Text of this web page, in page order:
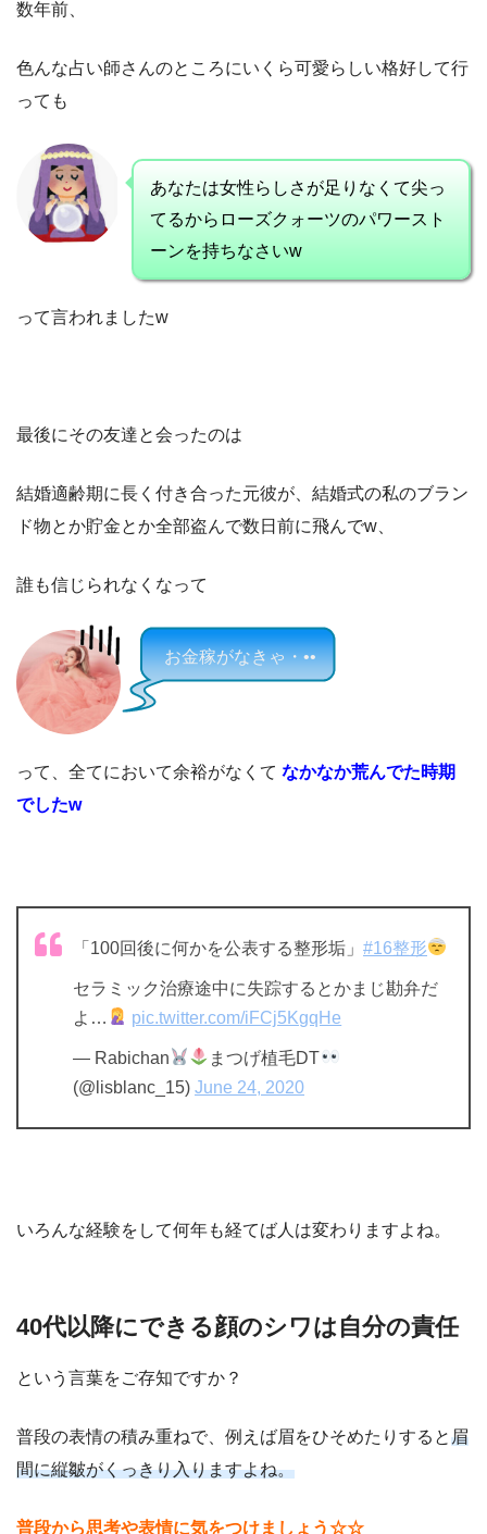
数年前、
色んな占い師さんのところにいくら可愛らしい格好して行
っても
あなたは女性らしさが足りなくて尖っ
てるからローズクォーツのパワースト
ーンを持ちなさいw
って言われましたw
最後にその友達と会ったのは
結婚適齢期に長く付き合った元彼が、結婚式の私のブラン
ド物とか貯金とか全部盗んで数日前に飛んでw、
誰も信じられなくなって
お金稼がなきゃ・••
って、全てにおいて余裕がなくて なかなか荒んでた時期
でしたw
「100回後に何かを公表する整形垢」 #16整形
セラミック治療途中に失踪するとかまじ勘弁だ
よ…
pic.twitter.com/iFCj5KgqHe
— Rabichan
まつげ植毛DT
(@lisblanc_15) June 24, 2020
いろんな経験をして何年も経てば人は変わりますよね。
40代以降にできる顔のシワは自分の責任
という言葉をご存知ですか？
普段の表情の積み重ねで、例えば眉をひそめたりすると眉
間に縦皺がくっきり入りますよね。
普段から思考や表情に気をつけましょう☆☆